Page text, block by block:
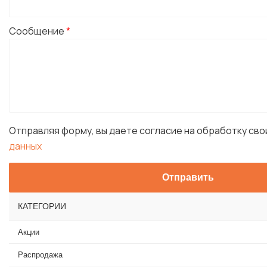
Сообщение*
Отправляя форму, вы даете согласие на обработку
данных
КАТЕГОРИИ
Акции
Распродажа